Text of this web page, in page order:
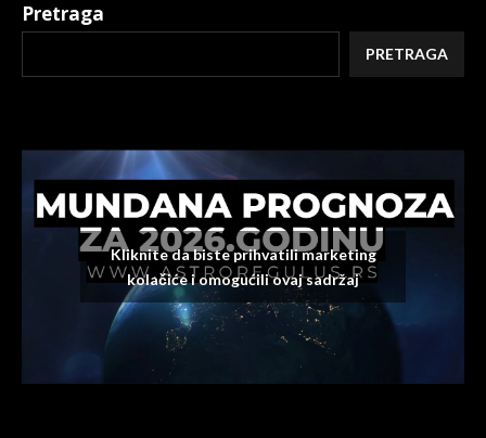
Pretraga
PRETRAGA
Kliknite da biste prihvatili marketing
kolačiće i omogućili ovaj sadržaj